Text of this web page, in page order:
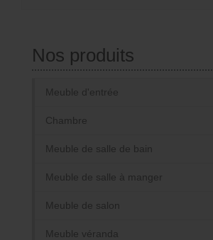
Nos produits
Meuble d'entrée
Chambre
Meuble de salle de bain
Meuble de salle à manger
Meuble de salon
Meuble véranda